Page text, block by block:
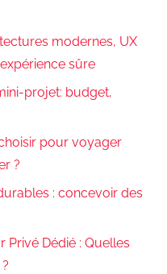
modernes, UX
sûre
projet: budget,
pour voyager
?
: concevoir des
Privé Dédié : Quelles